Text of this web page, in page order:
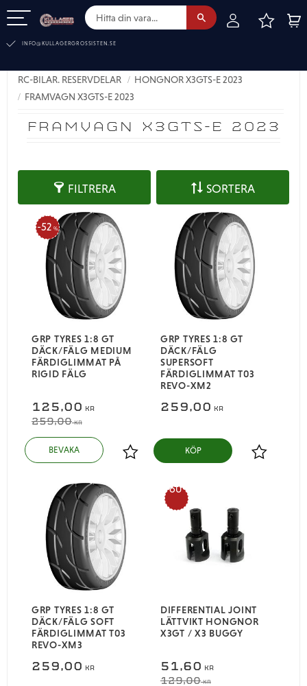
INFO@KULLAGERGROSSISTEN.SE
FRAMVAGN X3GTS-E 2023
RC-BILAR. RESERVDELAR
HONGNOR X3GTS-E 2023
FRAMVAGN X3GTS-E 2023
FILTRERA SORTERA
GRP TYRES 1:8 GT
DÄCK/FÄLG MEDIUM
FÄRDIGLIMMAT PÅ
RIGID FÄLG
125,00 KR
259,00KR
52 %
Lägg till i favoriter
​GRP TYRES 1:8 GT
DÄCK/FÄLG
SUPERSOFT
FÄRDIGLIMMAT T03
REVO-XM2
259,00 KR
Lägg till i
KÖP
GRP TYRES 1:8 GT
DÄCK/FÄLG SOFT
FÄRDIGLIMMAT T03
REVO-XM3
259,00 KR
DIFFERENTIAL JOINT
LÄTTVIKT HONGNOR
X3GT / X3 BUGGY
51,60 KR
129,00KR
60
%